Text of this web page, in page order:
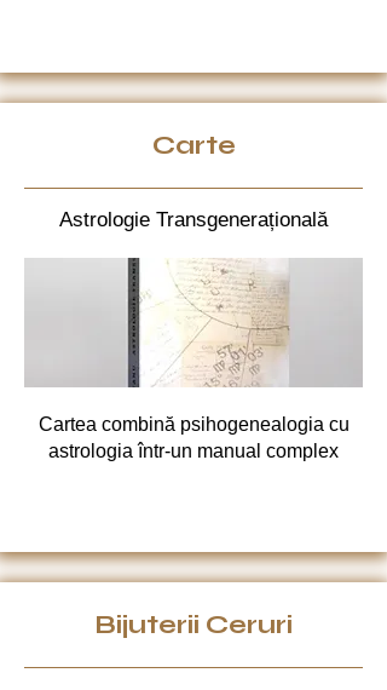
Carte
Astrologie Transgenerațională
Cartea combină psihogenealogia cu
astrologia într-un manual complex
Bijuterii Ceruri